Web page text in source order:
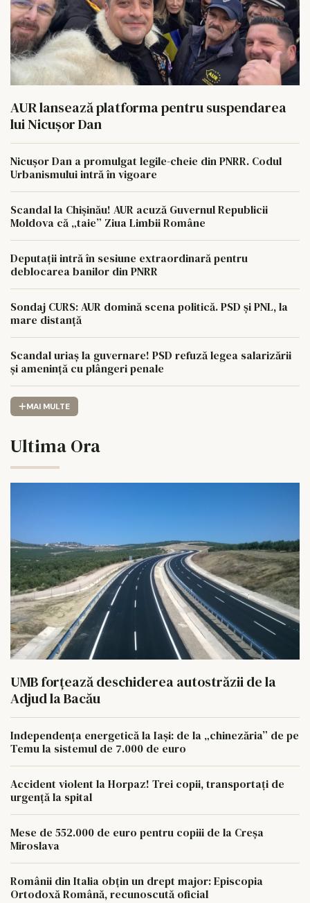
AUR lansează platforma pentru suspendarea
lui Nicușor Dan
Nicușor Dan a promulgat legile-cheie din PNRR. Codul
Urbanismului intră în vigoare
Scandal la Chișinău! AUR acuză Guvernul Republicii
Moldova că „taie” Ziua Limbii Române
Deputații intră în sesiune extraordinară pentru
deblocarea banilor din PNRR
Sondaj CURS: AUR domină scena politică. PSD și PNL, la
mare distanță
Scandal uriaș la guvernare! PSD refuză legea salarizării
și amenință cu plângeri penale
MAI MULTE
Ultima Ora
UMB forțează deschiderea autostrăzii de la
Adjud la Bacău
Independența energetică la Iași: de la „chinezăria” de pe
Temu la sistemul de 7.000 de euro
Accident violent la Horpaz! Trei copii, transportați de
urgență la spital
Mese de 552.000 de euro pentru copiii de la Creșa
Miroslava
Românii din Italia obțin un drept major: Episcopia
Ortodoxă Română, recunoscută oficial